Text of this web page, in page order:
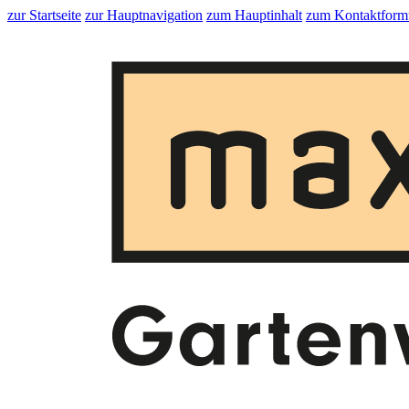
zur Startseite zur Hauptnavigation zum Hauptinhalt zum